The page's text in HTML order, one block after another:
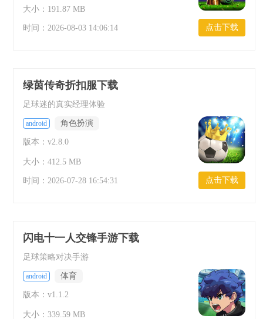
大小：191.87 MB
时间： 2026-08-03 14:06:14 点击下载
绿茵传奇折扣服下载
足球迷的真实经理体验
android 角色扮演
版本：v2.8.0
大小：412.5 MB
时间： 2026-07-28 16:54:31 点击下载
闪电十一人交锋手游下载
足球策略对决手游
android 体育
版本：v1.1.2
大小：339.59 MB